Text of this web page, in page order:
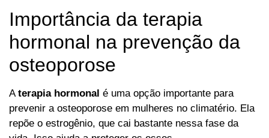
Importância da terapia
hormonal na prevenção da
osteoporose
Aterapia hormonal é uma opção importante para
prevenir a osteoporose em mulheres no climatério. Ela
repõe o estrogênio, que cai bastante nessa fase da